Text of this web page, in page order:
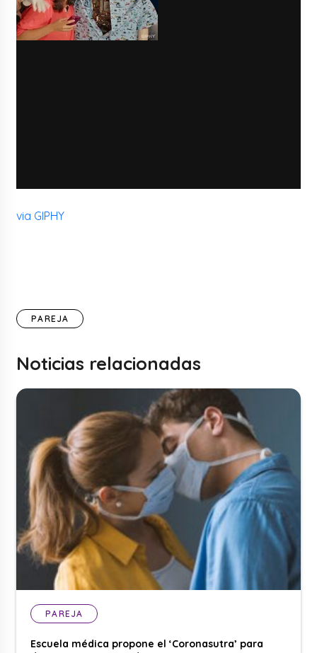
via GIPHY
PAREJA
Noticias relacionadas
PAREJA
Escuela médica propone el ‘Coronasutra’ para